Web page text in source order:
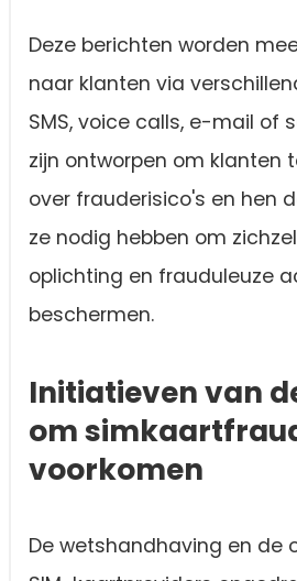
Deze berichten worden
naar klanten via
SMS, voice calls, e-mail of
zijn ontworpen om klanten
over frauderisico's en hen
ze nodig hebben om
oplichting en frauduleuze
beschermen.
Initiatieven van
om
voorkomen
De wetshandhaving en de